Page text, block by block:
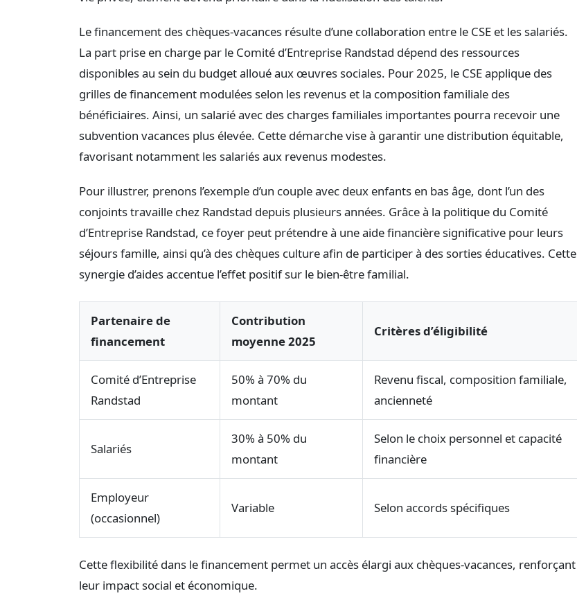
Le financement des chèques-vacances résulte d’une collaboration entre le CSE et les salariés.
La part prise en charge par le Comité d’Entreprise Randstad dépend des ressources
disponibles au sein du budget alloué aux œuvres sociales. Pour 2025, le CSE applique des
grilles de financement modulées selon les revenus et la composition familiale des
bénéficiaires. Ainsi, un salarié avec des charges familiales importantes pourra recevoir une
subvention vacances plus élevée. Cette démarche vise à garantir une distribution équitable,
favorisant notamment les salariés aux revenus modestes.
Pour illustrer, prenons l’exemple d’un couple avec deux enfants en bas âge, dont l’un des
conjoints travaille chez Randstad depuis plusieurs années. Grâce à la politique du Comité
d’Entreprise Randstad, ce foyer peut prétendre à une aide financière significative pour leurs
séjours famille, ainsi qu’à des chèques culture afin de participer à des sorties éducatives. Cette
synergie d’aides accentue l’effet positif sur le bien-être familial.
Partenaire de
financement
Contribution
moyenne 2025
Critères d’éligibilité
Comité d’Entreprise
Randstad
50% à 70% du
montant
Revenu fiscal, composition familiale,
ancienneté
Salariés
30% à 50% du
montant
Selon le choix personnel et capacité
financière
Employeur
(occasionnel)
Variable Selon accords spécifiques
Cette flexibilité dans le financement permet un accès élargi aux chèques-vacances, renforçant
leur impact social et économique.